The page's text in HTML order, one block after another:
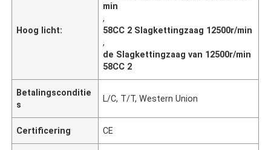
Hoog licht:
min
,
58CC 2 Slagkettingzaag 12500r/min
,
de Slagkettingzaag van 12500r/min
58CC 2
Betalingsconditie
s
L/C, T/T, Western Union
Certificering CE